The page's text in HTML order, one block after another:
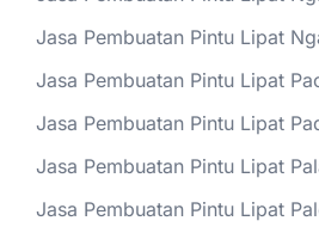
Jasa Pembuatan Pintu Lipat
Jasa Pembuatan Pintu Lipat
Jasa Pembuatan Pintu Lipat
Jasa Pembuatan Pintu Lipat
Jasa Pembuatan Pintu Lipat